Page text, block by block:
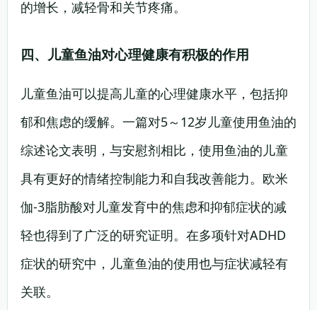
的增长，减轻骨和关节疼痛。
四、儿童鱼油对心理健康有积极的作用
儿童鱼油可以提高儿童的心理健康水平，包括抑
郁和焦虑的缓解。一篇对5～12岁儿童使用鱼油的
综述论文表明，与安慰剂相比，使用鱼油的儿童
具有更好的情绪控制能力和自我改善能力。欧米
伽-3脂肪酸对儿童发育中的焦虑和抑郁症状的减
轻也得到了广泛的研究证明。在多项针对ADHD
症状的研究中，儿童鱼油的使用也与症状减轻有
关联。